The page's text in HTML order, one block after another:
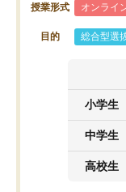
授業形式 オンライ
目的 総合型選
小学生
中学生
高校生